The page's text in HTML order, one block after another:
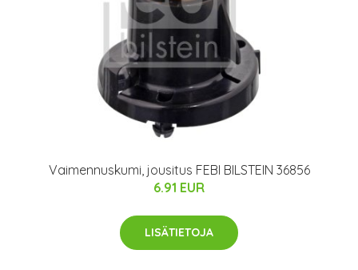
Vaimennuskumi, jousitus FEBI BILSTEIN 36856
6.91 EUR
LISÄTIETOJA